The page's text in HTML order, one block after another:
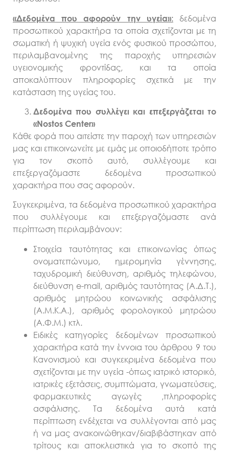
«Δεδομένα που αφορούν την υγεία»:δεδομένα
προσωπικού χαρακτήρα τα οποία σχετίζονται με τη
σωματική ή ψυχική υγεία ενός φυσικού προσώπου,
περιλαμβανομένης της παροχής υπηρεσιών
υγειονομικής φροντίδας, και τα οποία
αποκαλύπτουν πληροφορίες σχετικά με την
κατάσταση της υγείας του.
Δεδομένα που συλλέγει και επεξεργάζεται το
«Nostos Center»
Κάθε φορά που αιτείστε την παροχή των υπηρεσιών
μας και επικοινωνείτε με εμάς με οποιοδήποτε τρόπο
για τον σκοπό αυτό, συλλέγουμε και
επεξεργαζόμαστε δεδομένα προσωπικού
χαρακτήρα που σας αφορούν.
Συγκεκριμένα, τα δεδομένα προσωπικού χαρακτήρα
που συλλέγουμε και επεξεργαζόμαστε ανά
περίπτωση περιλαμβάνουν:
Στοιχεία ταυτότητας και επικοινωνίας όπως
ονοματεπώνυμο, ημερομηνία γέννησης,
ταχυδρομική διεύθυνση, αριθμός τηλεφώνου,
διεύθυνση e-mail, αριθμός ταυτότητας (Α.Δ.Τ.),
αριθμός μητρώου κοινωνικής ασφάλισης
(Α.Μ.Κ.Α.), αριθμός φορολογικού μητρώου
(Α.Φ.Μ.) κτλ.
Ειδικές κατηγορίες δεδομένων προσωπικού
χαρακτήρα κατά την έννοια του άρθρου 9 του
Κανονισμού και συγκεκριμένα δεδομένα που
σχετίζονται με την υγεία -όπως ιατρικό ιστορικό,
ιατρικές εξετάσεις, συμπτώματα, γνωματεύσεις,
φαρμακευτικές αγωγές ,πληροφορίες
ασφάλισης. Τα δεδομένα αυτά κατά
περίπτωση ενδέχεται να συλλέγονται από μας
ή να μας ανακοινώθηκαν/διαβιβάστηκαν από
τρίτους και αποκλειστικά για το σκοπό της